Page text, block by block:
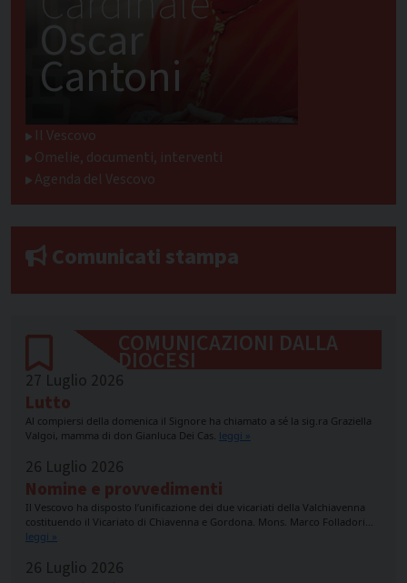
Oscar
Cantoni
Il Vescovo
Omelie, documenti, interventi
Agenda del Vescovo
Comunicati stampa
COMUNICAZIONI DALLA
DIOCESI
27 Luglio 2026
Lutto
Al compiersi della domenica il Signore ha chiamato a sé la sig.ra Graziella
Valgoi, mamma di don Gianluca Dei Cas. leggi »
26 Luglio 2026
Nomine e provvedimenti
Il Vescovo ha disposto l’unificazione dei due vicariati della Valchiavenna
costituendo il Vicariato di Chiavenna e Gordona. Mons. Marco Folladori…
leggi »
26 Luglio 2026